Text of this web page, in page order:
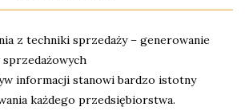
z techniki sprzedaży – generowanie
sprzedażowych
informacji stanowi bardzo istotny
każdego przedsiębiorstwa.